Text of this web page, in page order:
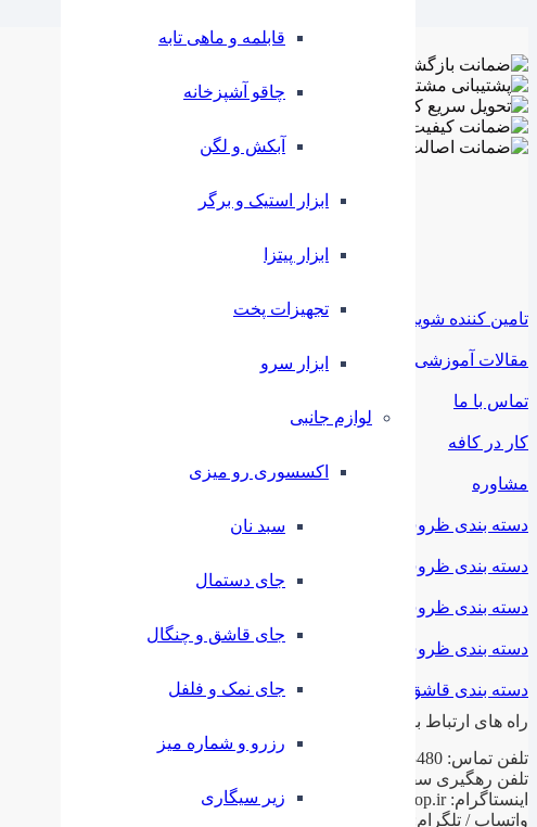
قابلمه و ماهی تابه
چاقو آشپزخانه
آبکش و لگن
ابزار استیک و برگر
ابزار پیتزا
تجهیزات پخت
ابزار سرو
لوازم جانبی
اکسسوری رو میزی
سبد نان
جای دستمال
جای قاشق و چنگال
جای نمک و فلفل
رزرو و شماره میز
زیر سیگاری
تامین کننده شوید
مقالات آموزشی
تماس با ما
کار در کافه
مشاوره
دسته بندی ظروف ملامین
دسته بندی ظروف استیل
دسته بندی ظروف فلزی
دسته بندی ظروف چینی
دسته بندی قاشق و چنگال
راه های ارتباط با ما
تلفن تماس: 02188943480 – 02155470813 – 02155470280
تلفن رهگیری سفارشات: 09199797956
اینستاگرام: ilashop.ir
واتساپ / تلگرام: 09199797956